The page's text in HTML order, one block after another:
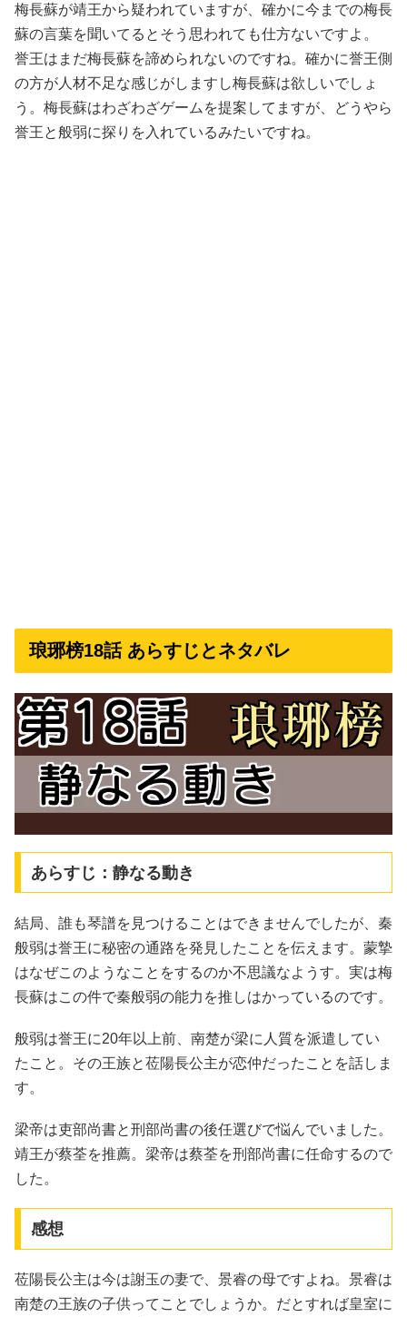
梅長蘇が靖王から疑われていますが、確かに今までの梅長
蘇の言葉を聞いてるとそう思われても仕方ないですよ。
誉王はまだ梅長蘇を諦められないのですね。確かに誉王側
の方が人材不足な感じがしますし梅長蘇は欲しいでしょ
う。梅長蘇はわざわざゲームを提案してますが、どうやら
誉王と般弱に探りを入れているみたいですね。
琅琊榜18話 あらすじとネタバレ
あらすじ：静なる動き
結局、誰も琴譜を見つけることはできませんでしたが、秦
般弱は誉王に秘密の通路を発見したことを伝えます。蒙摯
はなぜこのようなことをするのか不思議なようす。実は梅
長蘇はこの件で秦般弱の能力を推しはかっているのです。
般弱は誉王に20年以上前、南楚が梁に人質を派遣してい
たこと。その王族と莅陽長公主が恋仲だったことを話しま
す。
梁帝は吏部尚書と刑部尚書の後任選びで悩んでいました。
靖王が蔡荃を推薦。梁帝は蔡荃を刑部尚書に任命するので
した。
感想
莅陽長公主は今は謝玉の妻で、景睿の母ですよね。景睿は
南楚の王族の子供ってことでしょうか。だとすれば皇室に